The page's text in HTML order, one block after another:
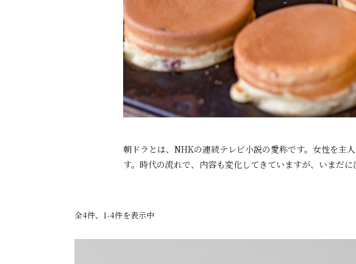
朝ドラとは、NHKの連続テレビ小説の愛称です。女性を主
す。時代の流れで、内容も変化してきていますが、いまだ
全4件、1-4件を表示中